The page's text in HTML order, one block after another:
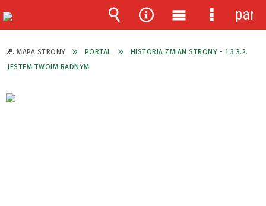
MAPA STRONY PORTAL
HISTORIA ZMIAN STRONY - 1.3.3.2.
JESTEM TWOIM RADNYM
Wyszukiwarka
Narzędzia
Menu
główne
Menu